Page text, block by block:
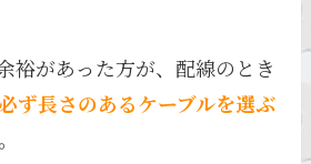
裕があった方が、配線のとき
ず長さのあるケーブルを選ぶ